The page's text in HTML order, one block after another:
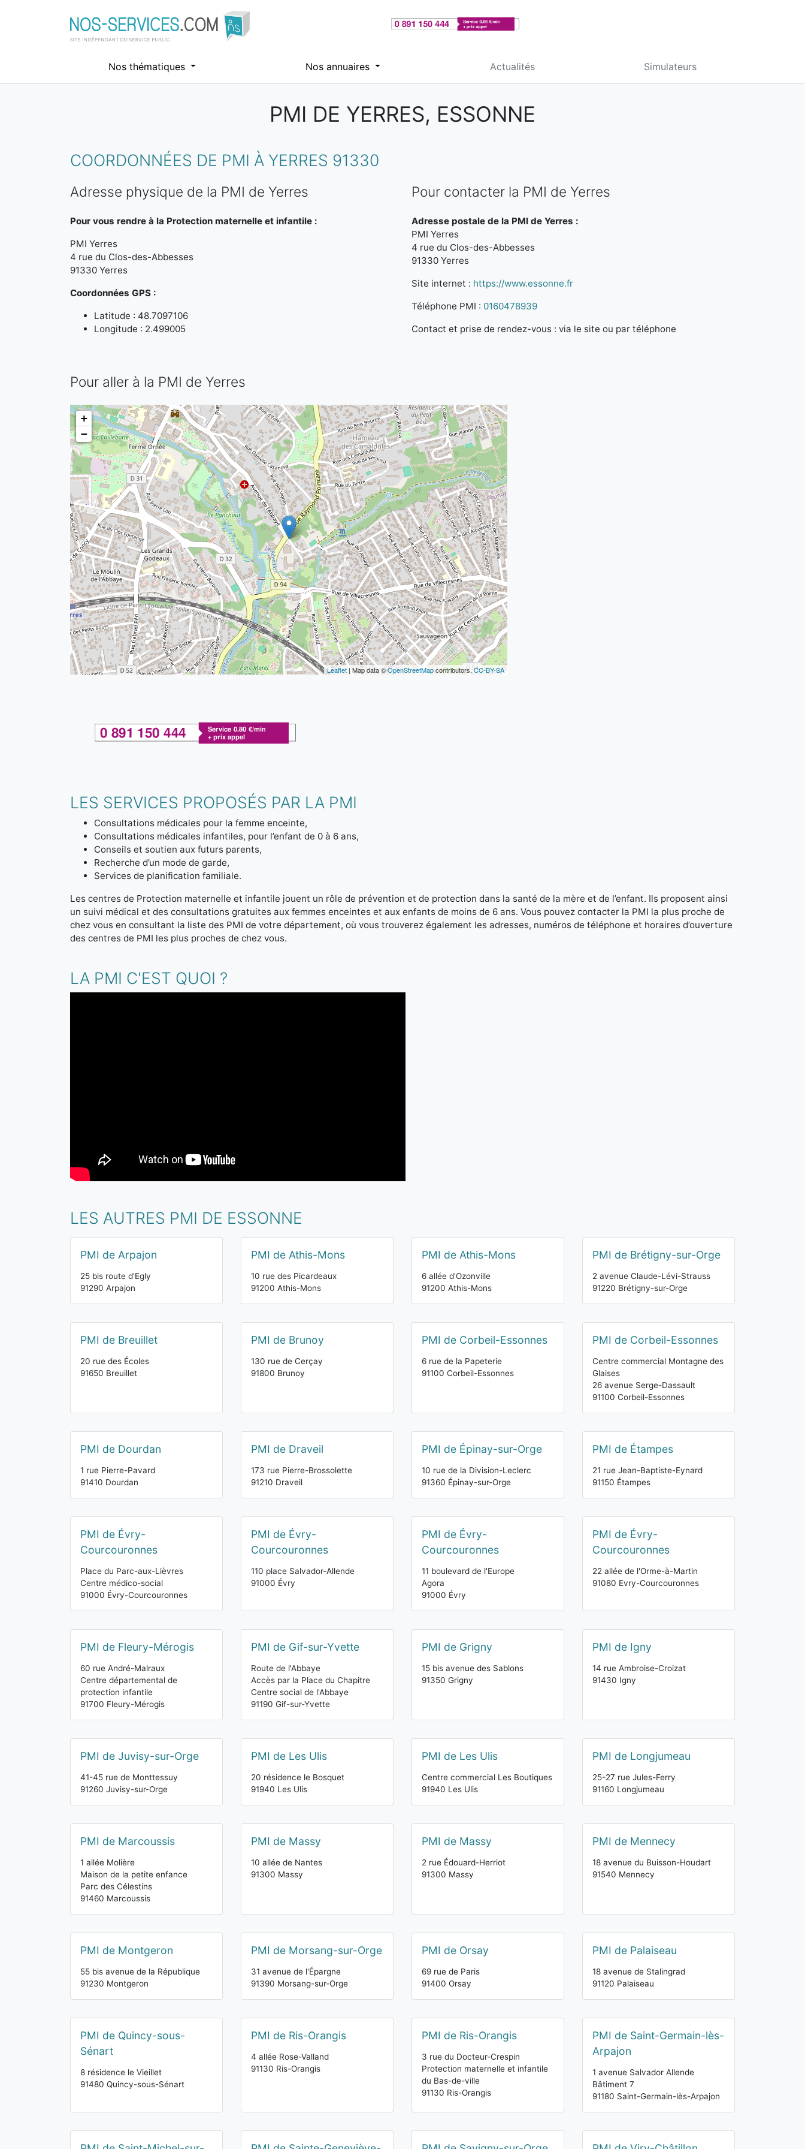
Nos thématiques Nos annuaires Actualités Simulateurs
PMI DE YERRES, ESSONNE
COORDONNÉES DE PMI À YERRES 91330
Adresse physique de la PMI de Yerres
Pour vous rendre à la Protection maternelle et infantile :
PMI Yerres
4 rue du Clos-des-Abbesses
91330 Yerres
Coordonnées GPS :
Latitude : 48.7097106
Longitude : 2.499005
Pour contacter la PMI de Yerres
Adresse postale de la PMI de Yerres :
PMI Yerres
4 rue du Clos-des-Abbesses
91330 Yerres
Site internet : https://www.essonne.fr
Téléphone PMI : 0160478939
Contact et prise de rendez-vous : via le site ou par téléphone
Pour aller à la PMI de Yerres
+
−
Leaflet | Map data ©OpenStreetMapcontributors,CC-BY-SA
LES SERVICES PROPOSÉS PAR LA PMI
Consultations médicales pour la femme enceinte,
Consultations médicales infantiles, pour l’enfant de 0 à 6 ans,
Conseils et soutien aux futurs parents,
Recherche d’un mode de garde,
Services de planification familiale.
Les centres de Protection maternelle et infantile jouent un rôle de prévention et de protection dans la santé de la mère et de l’enfant. Ils proposent ainsi
un suivi médical et des consultations gratuites aux femmes enceintes et aux enfants de moins de 6 ans. Vous pouvez contacter la PMI la plus proche de
chez vous en consultant la liste des PMI de votre département, où vous trouverez également les adresses, numéros de téléphone et horaires d’ouverture
des centres de PMI les plus proches de chez vous.
LA PMI C'EST QUOI ?
LES AUTRES PMI DE ESSONNE
PMI de Arpajon
25 bis route d'Egly
91290 Arpajon
PMI de Athis-Mons
10 rue des Picardeaux
91200 Athis-Mons
PMI de Athis-Mons
6 allée d'Ozonville
91200 Athis-Mons
PMI de Brétigny-sur-Orge
2 avenue Claude-Lévi-Strauss
91220 Brétigny-sur-Orge
PMI de Breuillet
20 rue des Écoles
91650 Breuillet
PMI de Brunoy
130 rue de Cerçay
91800 Brunoy
PMI de Corbeil-Essonnes
6 rue de la Papeterie
91100 Corbeil-Essonnes
PMI de Corbeil-Essonnes
Centre commercial Montagne des
Glaises
26 avenue Serge-Dassault
91100 Corbeil-Essonnes
PMI de Dourdan
1 rue Pierre-Pavard
91410 Dourdan
PMI de Draveil
173 rue Pierre-Brossolette
91210 Draveil
PMI de Épinay-sur-Orge
10 rue de la Division-Leclerc
91360 Épinay-sur-Orge
PMI de Étampes
21 rue Jean-Baptiste-Eynard
91150 Étampes
PMI de Évry-
Courcouronnes
Place du Parc-aux-Lièvres
Centre médico-social
91000 Évry-Courcouronnes
PMI de Évry-
Courcouronnes
110 place Salvador-Allende
91000 Évry
PMI de Évry-
Courcouronnes
11 boulevard de l'Europe
Agora
91000 Évry
PMI de Évry-
Courcouronnes
22 allée de l'Orme-à-Martin
91080 Evry-Courcouronnes
PMI de Fleury-Mérogis
60 rue André-Malraux
Centre départemental de
protection infantile
91700 Fleury-Mérogis
PMI de Gif-sur-Yvette
Route de l'Abbaye
Accès par la Place du Chapitre
Centre social de l'Abbaye
91190 Gif-sur-Yvette
PMI de Grigny
15 bis avenue des Sablons
91350 Grigny
PMI de Igny
14 rue Ambroise-Croizat
91430 Igny
PMI de Juvisy-sur-Orge
41-45 rue de Monttessuy
91260 Juvisy-sur-Orge
PMI de Les Ulis
20 résidence le Bosquet
91940 Les Ulis
PMI de Les Ulis
Centre commercial Les Boutiques
91940 Les Ulis
PMI de Longjumeau
25-27 rue Jules-Ferry
91160 Longjumeau
PMI de Marcoussis
1 allée Molière
Maison de la petite enfance
Parc des Célestins
91460 Marcoussis
PMI de Massy
10 allée de Nantes
91300 Massy
PMI de Massy
2 rue Édouard-Herriot
91300 Massy
PMI de Mennecy
18 avenue du Buisson-Houdart
91540 Mennecy
PMI de Montgeron
55 bis avenue de la République
91230 Montgeron
PMI de Morsang-sur-Orge
31 avenue de l'Épargne
91390 Morsang-sur-Orge
PMI de Orsay
69 rue de Paris
91400 Orsay
PMI de Palaiseau
18 avenue de Stalingrad
91120 Palaiseau
PMI de Quincy-sous-
Sénart
8 résidence le Vieillet
91480 Quincy-sous-Sénart
PMI de Ris-Orangis
4 allée Rose-Valland
91130 Ris-Orangis
PMI de Ris-Orangis
3 rue du Docteur-Crespin
Protection maternelle et infantile
du Bas-de-ville
91130 Ris-Orangis
PMI de Saint-Germain-lès-
Arpajon
1 avenue Salvador Allende
Bâtiment 7
91180 Saint-Germain-lès-Arpajon